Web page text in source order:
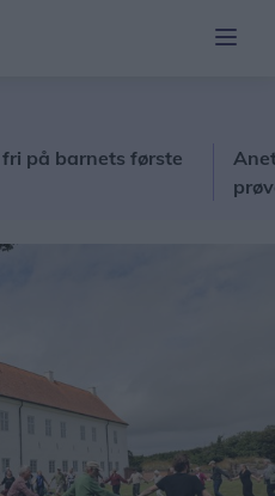
barnets første
Anette
prøver